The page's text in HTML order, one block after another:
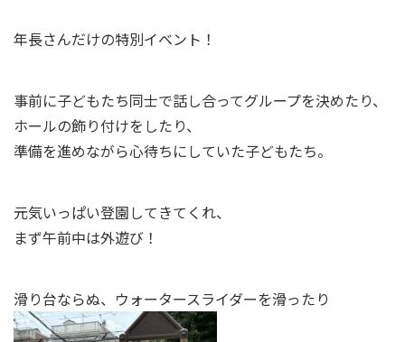
年長さんだけの特別イベント！
事前に子どもたち同士で話し合ってグループを決めたり、
ホールの飾り付けをしたり、
準備を進めながら心待ちにしていた子どもたち。
元気いっぱい登園してきてくれ、
まず午前中は外遊び！
滑り台ならぬ、ウォータースライダーを滑ったり